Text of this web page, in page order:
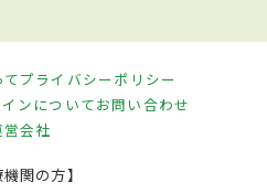
プライバシーポリシー
ンについてお問い合わせ
営会社
機関の方】